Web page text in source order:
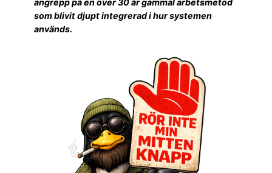
som blivit djupt integrerad i hur systemen
används.